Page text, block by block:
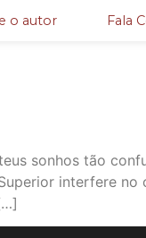
o autor Fala
sonhos tão
interfere no